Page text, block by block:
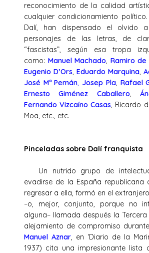
reconocimiento de la calidad
cualquier condicionamiento
Dalí, han dispensado el olvido
personajes de las letras, de
“fascistas”, según esa tropa
como: Manuel Machado Ramiro de
Eugenio D’Ors Eduardo Marquina
José Mª Pemán Josep Pla, Rafael
Ernesto Giménez Caballero
Fernando Vizcaíno Casas , Ricardo
Moa, etc., etc.
Pinceladas sobre Dalí franquista
Un nutrido grupo de
evadirse de la España republicana
regresar a ella, formó en el
–o, mejor, conjunto, porque no
alguna– llamada después la
alejamiento de compromiso
Manuel Aznar , en ‘Diario de la
1937) cita una impresionante lista